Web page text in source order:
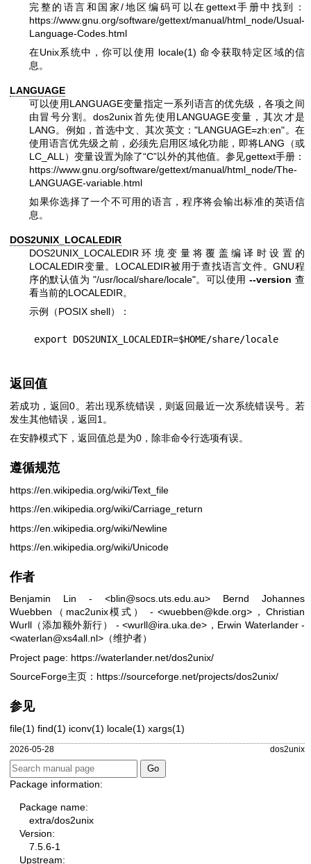
完整的语言和国家/地区编码可以在gettext手册中找到：
https://www.gnu.org/software/gettext/manual/html_node/Usual-
Language-Codes.html
在Unix系统中，你可以使用 locale(1) 命令获取特定区域的信
息。
LANGUAGE
可以使用LANGUAGE变量指定一系列语言的优先级，各项之间
由冒号分割。dos2unix首先使用LANGUAGE变量，其次才是
LANG。例如，首选中文、其次英文："LANGUAGE=zh:en"。在
使用语言优先级之前，必须先启用区域化功能，即将LANG（或
LC_ALL）变量设置为除了“C”以外的其他值。参见gettext手册：
https://www.gnu.org/software/gettext/manual/html_node/The-
LANGUAGE-variable.html
如果你选择了一个不可用的语言，程序将会输出标准的英语信
息。
DOS2UNIX_LOCALEDIR
DOS2UNIX_LOCALEDIR环境变量将覆盖编译时设置的
LOCALEDIR变量。LOCALEDIR被用于查找语言文件。GNU程
序的默认值为 "/usr/local/share/locale"。可以使用--version 查
看当前的LOCALEDIR。
示例（POSIX shell）：
返回值
若成功，返回0。若出现系统错误，则返回最近一次系统错误号。若
发生其他错误，返回1。
在安静模式下，返回值总是为0，除非命令行选项有误。
遵循规范
https://en.wikipedia.org/wiki/Text_file
https://en.wikipedia.org/wiki/Carriage_return
https://en.wikipedia.org/wiki/Newline
https://en.wikipedia.org/wiki/Unicode
作者
Benjamin Lin - <blin@socs.uts.edu.au> Bernd Johannes
Wuebben（mac2unix模式） - <wuebben@kde.org>，Christian
Wurll（添加额外新行） - <wurll@ira.uka.de>，Erwin Waterlander -
<waterlan@xs4all.nl>（维护者）
Project page: https://waterlander.net/dos2unix/
SourceForge主页： https://sourceforge.net/projects/dos2unix/
参见
file(1) find(1) iconv(1) locale(1) xargs(1)
2026-05-28 dos2unix
Package information:
Package name:
extra/dos2unix
Version:
7.5.6-1
Upstream: